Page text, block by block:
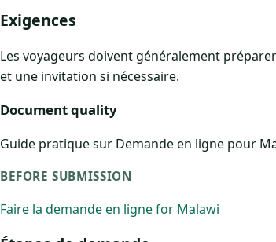
Exigences
Les voyageurs doivent généralement
et une invitation si nécessaire.
Document quality
Guide pratique sur Demande en ligne pour
BEFORE SUBMISSION
Faire la demande en ligne for Malawi